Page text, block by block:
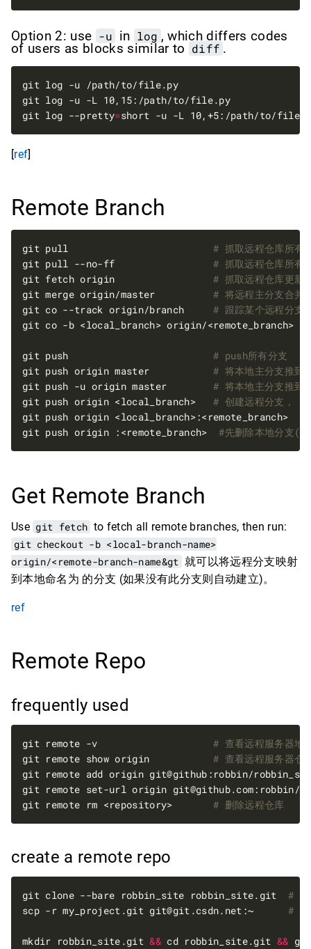
Option 2: use -u in log , which differs codes
of users as blocks similar to diff .
git log -u /path/to/file.py
git log -u -L 10,15:/path/to/file.py
git log --pretty=
[ref]
Remote Branch
git pull # 抓取远程仓库所有
git pull --no-ff # 抓取远程仓库所有
git fetch origin # 抓取远程仓库更新
git merge origin/master # 将远程主分支合并
git co --track origin/branch # 跟踪某个远程分支
git co -b <local_branch> origin/<remote_branch>
git push # push所有分支
git push origin master # 将本地主分支推到
git push -u origin master # 将本地主分支推到
git push origin <local_branch> # 创建远程分支，
git push origin <local_branch>:<remote_branch>
git push origin :<remote_branch> #先删除本地分支
Get Remote Branch
Use git fetch to fetch all remote branches, then run:
git checkout -b <local-branch-name>
origin/<remote-branch-name&gt 就可以将远程分支映射
到本地命名为 的分支 (如果没有此分支则自动建立)。
ref
Remote Repo
frequently used
git remote -v # 查看远程服务器地
git remote show origin # 查看远程服务器仓
git remote add origin git@github:robbin/
git remote set-url origin git@github.com:robbin/
git remote rm <repository> # 删除远程仓库
create a remote repo
git clone --bare robbin_site robbin_site.git # 用
scp -r my_project.git git@git.csdn.net :~ # 将
mkdir robbin_site.git && cd robbin_site.git &&